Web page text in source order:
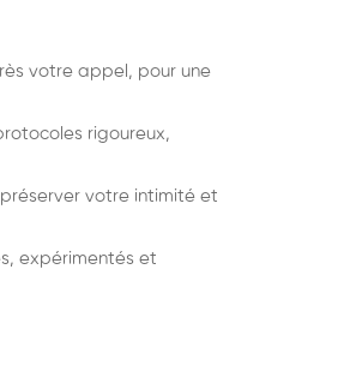
votre appel, pour une
rigoureux,
votre intimité et
expérimentés et